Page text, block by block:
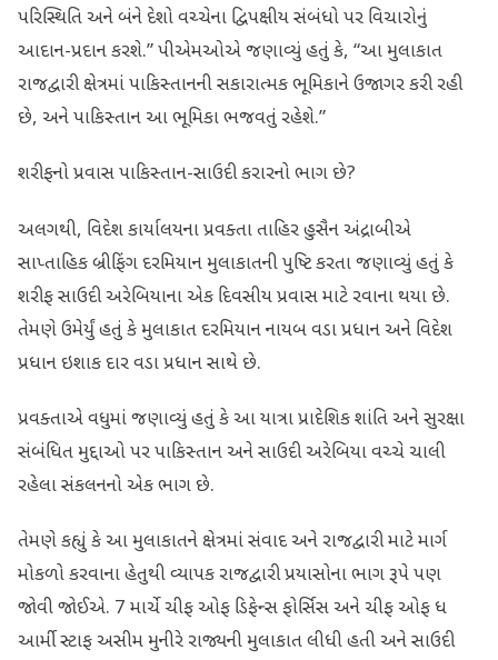
પરિસ્થિતિ અને બંને દેશો વચ્ચેના દ્વિપક્ષીય સંબંધો પર વિચારોનું
આદાન-પ્રદાન કરશે.” પીએમઓએ જણાવ્યું હતું કે, “આ મુલાકાત
રાજદ્વારી ક્ષેત્રમાં પાકિસ્તાનની સકારાત્મક ભૂમિકાને ઉજાગર કરી રહી
છે, અને પાકિસ્તાન આ ભૂમિકા ભજવતું રહેશે.”
શરીફનો પ્રવાસ પાકિસ્તાન-સાઉદી કરારનો ભાગ છે?
અલગથી, વિદેશ કાર્યાલયના પ્રવક્તા તાહિર હુસૈન અંદ્રાબીએ
સાપ્તાહિક બ્રીફિંગ દરમિયાન મુલાકાતની પુષ્ટિ કરતા જણાવ્યું હતું કે
શરીફ સાઉદી અરેબિયાના એક દિવસીય પ્રવાસ માટે રવાના થયા છે.
તેમણે ઉમેર્યું હતું કે મુલાકાત દરમિયાન નાયબ વડા પ્રધાન અને વિદેશ
પ્રધાન ઇશાક દાર વડા પ્રધાન સાથે છે.
પ્રવક્તાએ વધુમાં જણાવ્યું હતું કે આ યાત્રા પ્રાદેશિક શાંતિ અને સુરક્ષા
સંબંધિત મુદ્દાઓ પર પાકિસ્તાન અને સાઉદી અરેબિયા વચ્ચે ચાલી
રહેલા સંકલનનો એક ભાગ છે.
તેમણે કહ્યું કે આ મુલાકાતને ક્ષેત્રમાં સંવાદ અને રાજદ્વારી માટે માર્ગ
મોકળો કરવાના હેતુથી વ્યાપક રાજદ્વારી પ્રયાસોના ભાગ રૂપે પણ
જોવી જોઈએ. 7 માર્ચે ચીફ ઓફ ડિફેન્સ ફોર્સિસ અને ચીફ ઓફ ધ
આર્મી સ્ટાફ અસીમ મુનીરે રાજ્યની મુલાકાત લીધી હતી અને સાઉદી